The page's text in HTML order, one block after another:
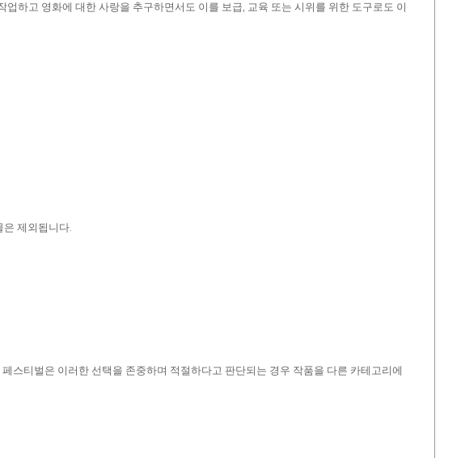
하고 영화에 대한 사랑을 추구하면서도 이를 보급, 교육 또는 시위를 위한 도구로도 이
은 제외됩니다.
스티벌은 이러한 선택을 존중하며 적절하다고 판단되는 경우 작품을 다른 카테고리에